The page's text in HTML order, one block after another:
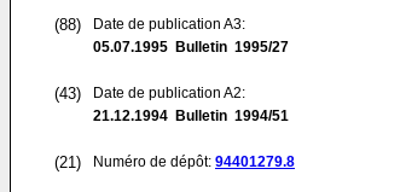
(88)
Date de publication A3:
05.07.1995 Bulletin 1995/27
(43)
Date de publication A2:
21.12.1994 Bulletin 1994/51
(21) Numéro de dépôt: 94401279.8